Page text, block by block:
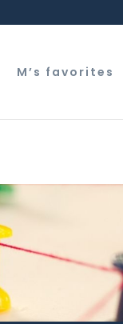
M’s favorites